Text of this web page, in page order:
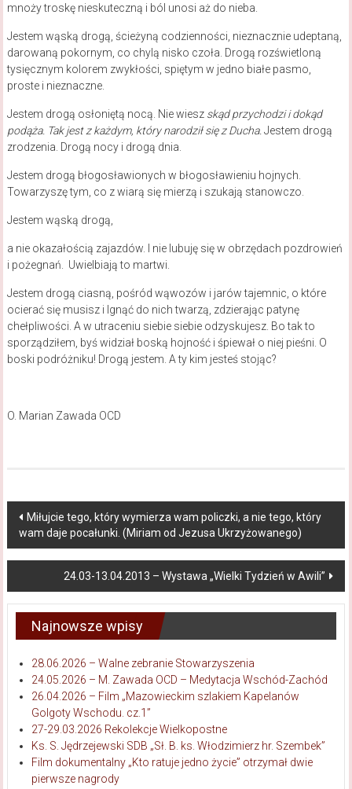
mnoży troskę nieskuteczną i ból unosi aż do nieba.
Jestem wąską drogą, ścieżyną codzienności, nieznacznie udeptaną,
darowaną pokornym, co chylą nisko czoła. Drogą rozświetloną
tysięcznym kolorem zwykłości, spiętym w jedno białe pasmo,
proste i nieznaczne.
Jestem drogą osłoniętą nocą. Nie wiesz skąd przychodzi i dokąd
podąża. Tak jest z każdym, który narodził się z Ducha. Jestem drogą
zrodzenia. Drogą nocy i drogą dnia.
Jestem drogą błogosławionych w błogosławieniu hojnych.
Towarzyszę tym, co z wiarą się mierzą i szukają stanowczo.
Jestem wąską drogą,
a nie okazałością zajazdów. I nie lubuję się w obrzędach pozdrowień
i pożegnań. Uwielbiają to martwi.
Jestem drogą ciasną, pośród wąwozów i jarów tajemnic, o które
ocierać się musisz i lgnąć do nich twarzą, zdzierając patynę
chełpliwości. A w utraceniu siebie siebie odzyskujesz. Bo tak to
sporządziłem, byś widział boską hojność i śpiewał o niej pieśni. O
boski podróżniku! Drogą jestem. A ty kim jesteś stojąc?
O. Marian Zawada OCD
Post navigation
Miłujcie tego, który wymierza wam policzki, a nie tego, który
wam daje pocałunki. (Miriam od Jezusa Ukrzyżowanego)
24.03-13.04.2013 – Wystawa „Wielki Tydzień w Awili”
Najnowsze wpisy
28.06.2026 – Walne zebranie Stowarzyszenia
24.05.2026 – M. Zawada OCD – Medytacja Wschód-Zachód
26.04.2026 – Film „Mazowieckim szlakiem Kapelanów
Golgoty Wschodu. cz.1”
27-29.03.2026 Rekolekcje Wielkopostne
Ks. S. Jędrzejewski SDB „Sł. B. ks. Włodzimierz hr. Szembek”
Film dokumentalny „Kto ratuje jedno życie” otrzymał dwie
pierwsze nagrody